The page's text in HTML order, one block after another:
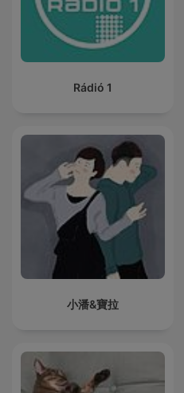
Rádió 1
小潘&寶拉